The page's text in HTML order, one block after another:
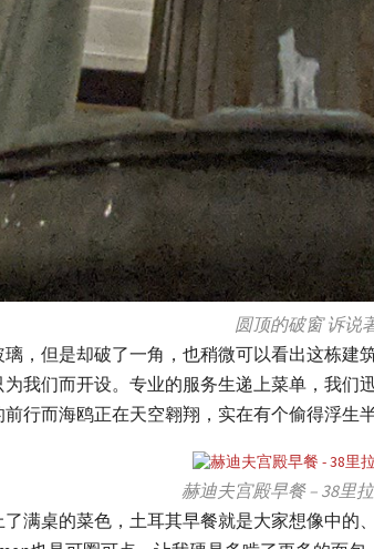
圆顶的破窗 诉说
，但是却破了一角，也稍微可以看出这栋
我们而开设。专业的服务生递上菜单，我们
行而海鸥正在天空翱翔，实在有个偷得浮生
赫迪夫宫殿早餐 – 38里
满桌的菜色，土耳其早餐就是大家想像中